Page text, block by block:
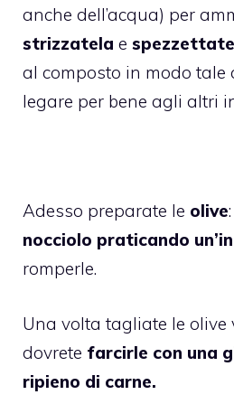
anche dell’acqua) per
strizzatela e
al composto in modo tale
legare per bene agli altri
Adesso preparate le olive
nocciolo praticando
romperle.
Una volta tagliate le olive
dovrete farcirle con una
ripieno di carne.